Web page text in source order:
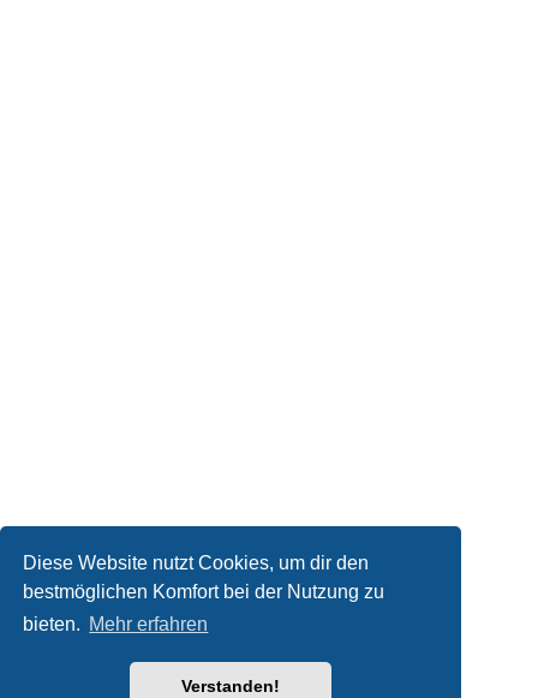
Diese Website nutzt Cookies, um dir den
bestmöglichen Komfort bei der Nutzung zu
bieten. Mehr erfahren
Verstanden!